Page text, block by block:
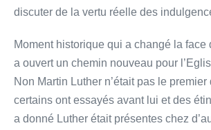
discuter de la vertu réelle des
Moment historique qui a changé la face
a ouvert un chemin nouveau pour
Non Martin Luther n’était pas le premier
certains ont essayés avant lui et des
a donné Luther était présentes chez